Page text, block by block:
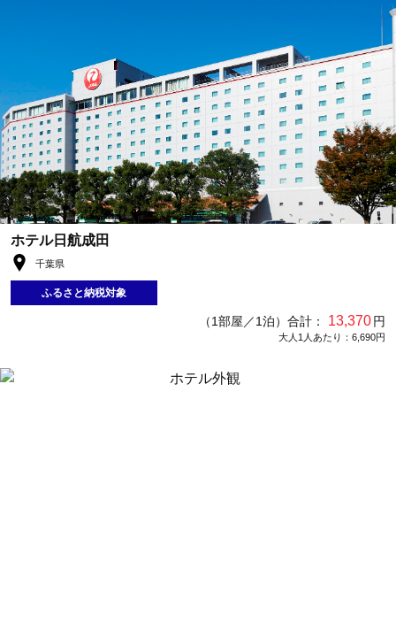
ホテル日航成田
千葉県
ふるさと納税対象
（1部屋／1泊）合計： 13,370円
大人1人あたり：6,690円